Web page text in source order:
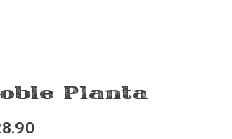
Planta